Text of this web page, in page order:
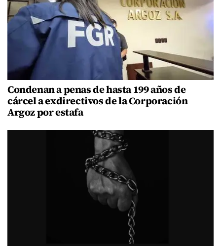
Condenan a penas de hasta 199 años de
cárcel a exdirectivos de la Corporación
Argoz por estafa